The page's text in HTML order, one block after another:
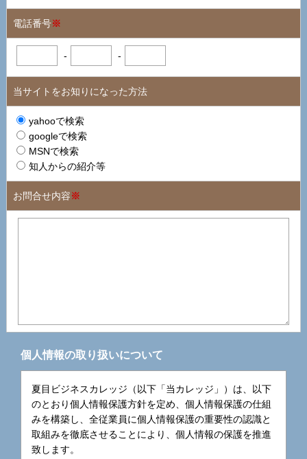
電話番号※
- -
当サイトをお知りになった方法
yahooで検索
googleで検索
MSNで検索
知人からの紹介等
お問合せ内容※
個人情報の取り扱いについて
夏目ビジネスカレッジ（以下「当カレッジ」）は、以下
のとおり個人情報保護方針を定め、個人情報保護の仕組
みを構築し、全従業員に個人情報保護の重要性の認識と
取組みを徹底させることにより、個人情報の保護を推進
致します。